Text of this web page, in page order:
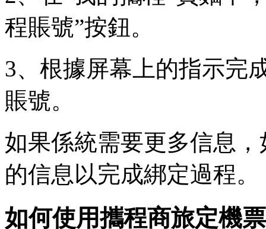
程賬號”按鈕。
3、根據屏幕上的指示完
賬號。
如果係統需要更多信息
的信息以完成綁定過程。
如何使用攜程商旅定機